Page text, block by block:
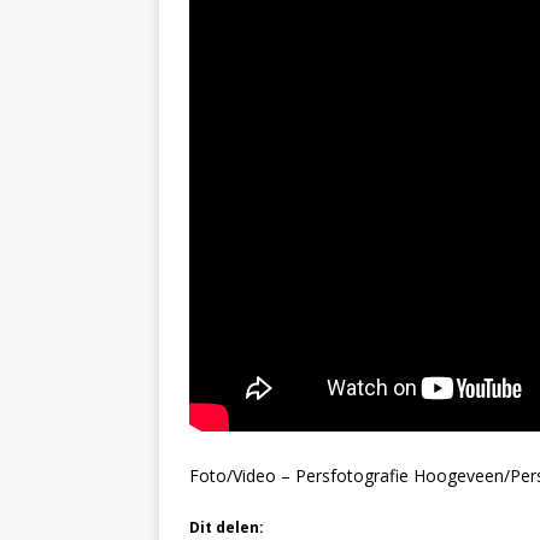
Foto/Video – Persfotografie Hoogeveen/
Dit delen: